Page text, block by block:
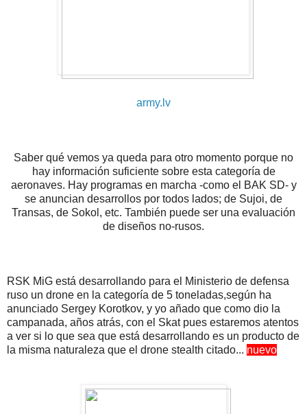
army.lv
Saber qué vemos ya queda para otro momento porque no
hay información suficiente sobre esta categoría de
aeronaves. Hay programas en marcha -como el BAK SD- y
se anuncian desarrollos por todos lados; de Sujoi, de
Transas, de Sokol, etc. También puede ser una evaluación
de diseños no-rusos.
RSK MiG está desarrollando para el Ministerio de defensa
ruso un drone en la categoría de 5 toneladas,según ha
anunciado Sergey Korotkov, y yo añado que como dio la
campanada, años atrás, con el Skat pues estaremos atentos
a ver si lo que sea que está desarrollando es un producto de
la misma naturaleza que el drone stealth citado... nuevo